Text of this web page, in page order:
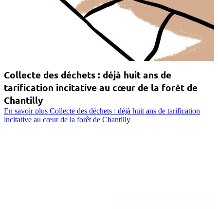
Collecte des déchets : déjà huit ans de
tarification incitative au cœur de la forêt de
Chantilly
En savoir plus Collecte des déchets : déjà huit ans de tarification
incitative au cœur de la forêt de Chantilly